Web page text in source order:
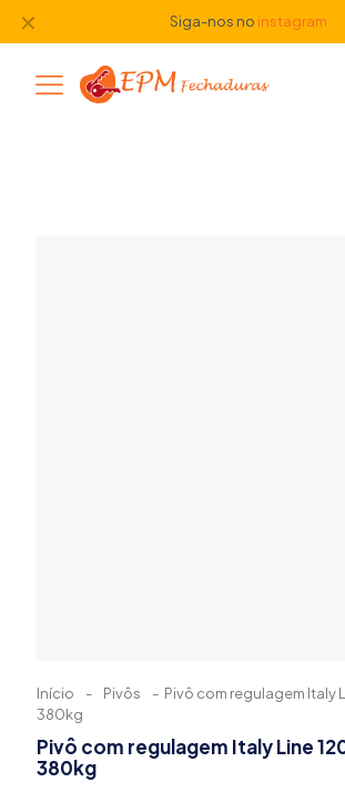
Siga-nos no instagram
✕
Início - Pivôs - Pivô com regulagem Italy
380kg
Pivô com regulagem Italy Line
380kg